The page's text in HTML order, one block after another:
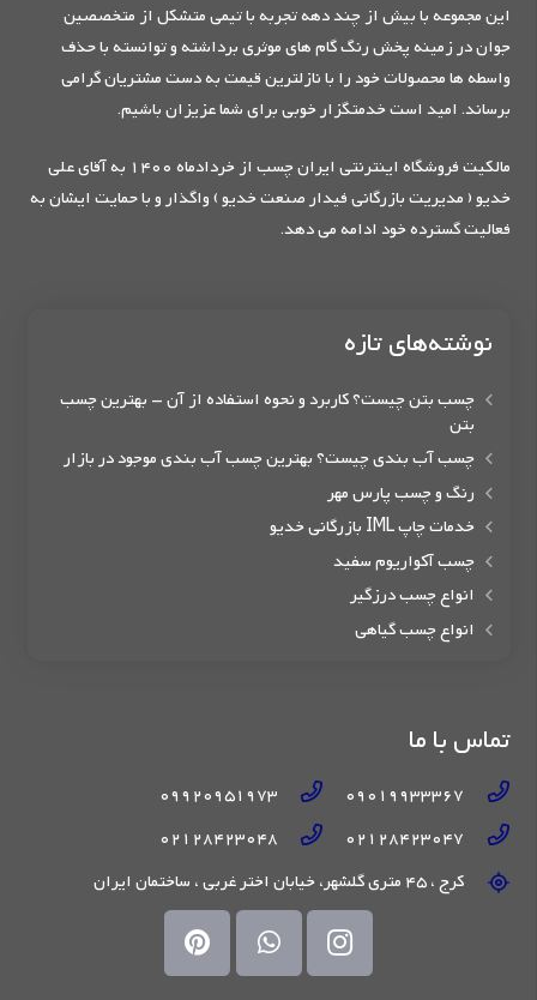
این مجموعه با بیش از چند دهه تجربه با تیمی متشکل از متخصصین
جوان در زمینه پخش رنگ گام های موثری برداشته و توانسته با حذف
واسطه ها محصولات خود را با نازلترین قیمت به دست مشتریان گرامی
برساند. امید است خدمتگزار خوبی برای شما عزیزان باشیم.
مالکیت فروشگاه اینترنتی ایران چسب از خردادماه 1400 به آقای علی
خدیو ( مدیریت بازرگانی فیدار صنعت خدیو ) واگذار و با حمایت ایشان به
فعالیت گسترده خود ادامه می دهد.
نوشته‌های تازه
چسب بتن چیست؟ کاربرد و نحوه استفاده از آن – بهترین چسب
بتن
چسب آب بندی چیست؟ بهترین چسب آب بندی موجود در بازار
رنگ و چسب پارس مهر
خدمات چاپ IML بازرگانی خدیو
چسب آکواریوم سفید
انواع چسب درزگیر
انواع چسب گیاهی
تماس با ما
09019933367
09920951973
02128423047
02128423048
کرج ، 45 متری گلشهر، خیابان اختر غربی ، ساختمان ایران